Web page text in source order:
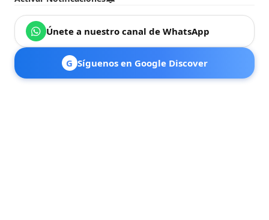
Únete a nuestro canal de WhatsApp
G Síguenos en Google Discover